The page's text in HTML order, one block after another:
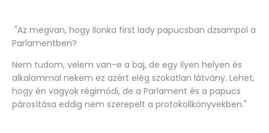
"Az megvan, hogy Ilonka first lady papucsban dzsampol a
Parlamentben?
Nem tudom, velem van-e a baj, de egy ilyen helyen és
alkalommal nekem ez azért elég szokatlan látvány. Lehet,
hogy én vagyok régimódi, de a Parlament és a papucs
párosítása eddig nem szerepelt a protokollkönyvekben."